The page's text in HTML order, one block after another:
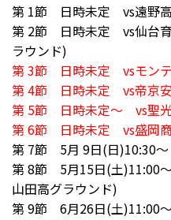
第 1節 日時未定 vs遠野
第 2節 日時未定 vs仙台育
ラウンド)
第 3節 日時未定 vsモンテ
第 4節 日時未定 vs帝京
第 5節 日時未定～ vs聖
第 6節 日時未定 vs盛岡
第 7節 5月 9日(日)10:30
第 8節 5月15日(土)11:00
山田高グラウンド)
第 9節 6月26日(土)11:00